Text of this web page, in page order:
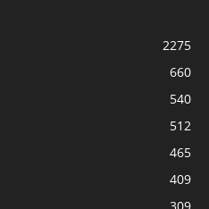
2275
660
540
512
465
409